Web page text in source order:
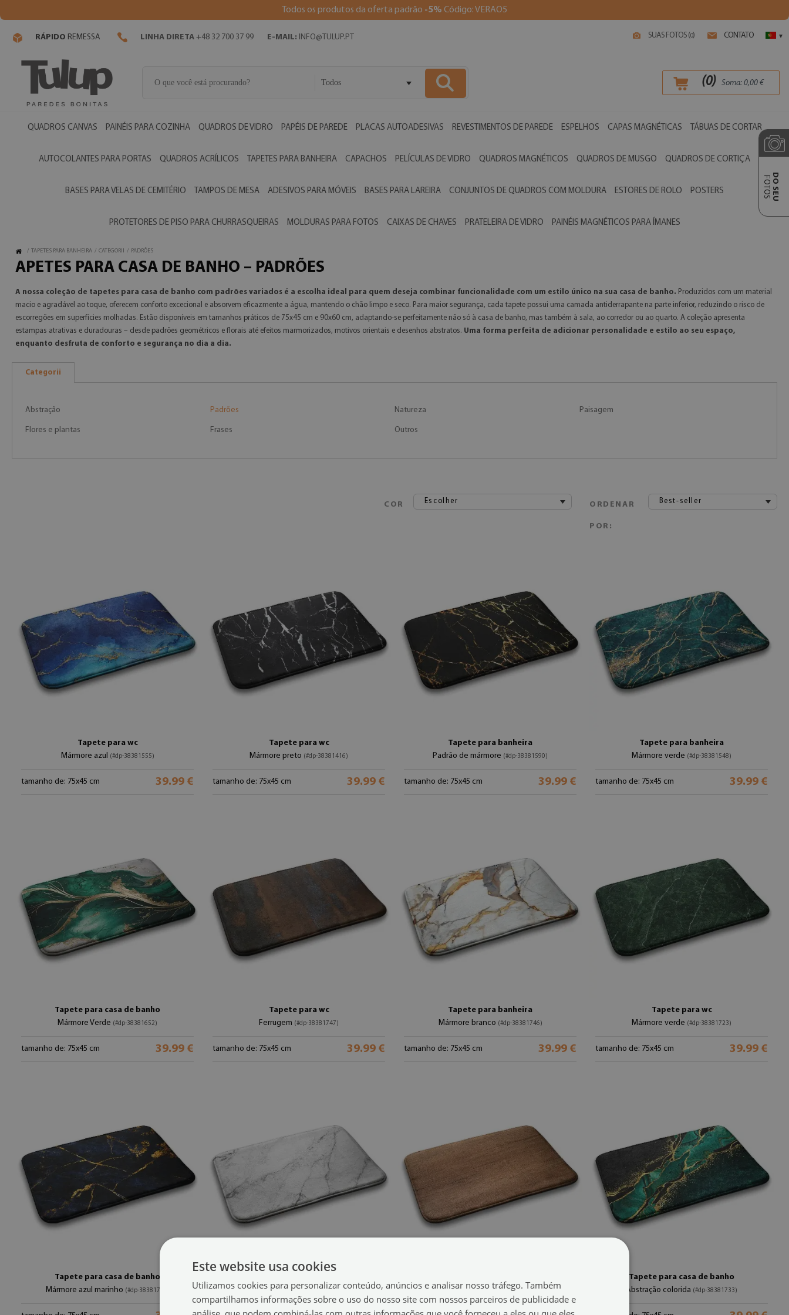
Todos os produtos da oferta padrão -5% Código: VERAO5
SUAS FOTOS (0) CONTATO ▾
RÁPIDO REMESSA LINHA DIRETA +48 32 700 37 99 E-MAIL: INFO@TULUP.PT
Todos (0) Soma: 0,00 €
QUADROS CANVAS PAINÉIS PARA COZINHA QUADROS DE VIDRO PAPÉIS DE PAREDE PLACAS AUTOADESIVAS REVESTIMENTOS DE PAREDE ESPELHOS CAPAS MAGNÉTICAS TÁBUAS DE CORTAR
AUTOCOLANTES PARA PORTAS QUADROS ACRÍLICOS TAPETES PARA BANHEIRA CAPACHOS PELÍCULAS DE VIDRO QUADROS MAGNÉTICOS QUADROS DE MUSGO QUADROS DE CORTIÇA
BASES PARA VELAS DE CEMITÉRIO TAMPOS DE MESA ADESIVOS PARA MÓVEIS BASES PARA LAREIRA CONJUNTOS DE QUADROS COM MOLDURA ESTORES DE ROLO POSTERS
PROTETORES DE PISO PARA CHURRASQUEIRAS MOLDURAS PARA FOTOS CAIXAS DE CHAVES PRATELEIRA DE VIDRO PAINÉIS MAGNÉTICOS PARA ÍMANES
DO SEU
FOTOS
/ TAPETES PARA BANHEIRA / CATEGORII / PADRÕES
APETES PARA CASA DE BANHO – PADRÕES
A nossa coleção de tapetes para casa de banho com padrões variados é a escolha ideal para quem deseja combinar funcionalidade com um estilo único na sua casa de banho. Produzidos com um material
macio e agradável ao toque, oferecem conforto excecional e absorvem eficazmente a água, mantendo o chão limpo e seco. Para maior segurança, cada tapete possui uma camada antiderrapante na parte inferior, reduzindo o risco de
escorregões em superfícies molhadas. Estão disponíveis em tamanhos práticos de 75x45 cm e 90x60 cm, adaptando-se perfeitamente não só à casa de banho, mas também à sala, ao corredor ou ao quarto. A coleção apresenta
estampas atrativas e duradouras – desde padrões geométricos e florais até efeitos marmorizados, motivos orientais e desenhos abstratos. Uma forma perfeita de adicionar personalidade e estilo ao seu espaço,
enquanto desfruta de conforto e segurança no dia a dia.
Categorii
Abstração Padrões Natureza Paisagem
Flores e plantas Frases Outros
COR Escolher ORDENAR
POR:
Best-seller
Tapete para wc
Mármore azul (#dp-38381555)
tamanho de: 75x45 cm 39.99 €
Tapete para wc
Mármore preto (#dp-38381416)
tamanho de: 75x45 cm 39.99 €
Tapete para banheira
Padrão de mármore (#dp-38381590)
tamanho de: 75x45 cm 39.99 €
Tapete para banheira
Mármore verde (#dp-38381548)
tamanho de: 75x45 cm 39.99 €
Tapete para casa de banho
Mármore Verde (#dp-38381652)
tamanho de: 75x45 cm 39.99 €
Tapete para wc
Ferrugem (#dp-38381747)
tamanho de: 75x45 cm 39.99 €
Tapete para banheira
Mármore branco (#dp-38381746)
tamanho de: 75x45 cm 39.99 €
Tapete para wc
Mármore verde (#dp-38381723)
tamanho de: 75x45 cm 39.99 €
Tapete para casa de banho
Mármore azul marinho (#dp-38381736)
Mármore branco(#dp-38381534)
Placa de madeira(#dp-38381529)
Tapete para casa de banho
Abstração colorida (#dp-38381733)
Este website usa cookies
Utilizamos cookies para personalizar conteúdo, anúncios e analisar nosso tráfego. Também
compartilhamos informações sobre o uso do nosso site com nossos parceiros de publicidade e